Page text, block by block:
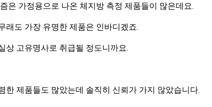
은 가정용으로 나온 체지방 측정 제품들이 많은데요.
래도 가장 유명한 제품은 인바디겠죠.
상 고유명사로 취급될 정도니까요.
한 제품들도 많았는데 솔직히 신뢰가 가지 않았습니다.